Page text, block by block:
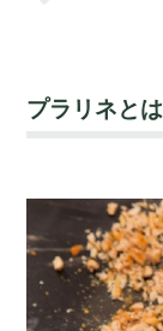
プラリネとは